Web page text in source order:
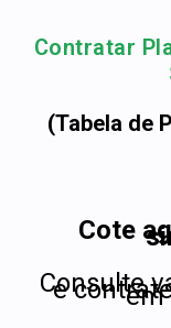
Contratar
(Tabela de
Cote
Consulte
e em